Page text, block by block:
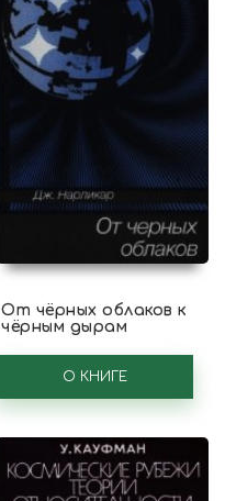
От чёрных облаков к
чёрным дырам
О КНИГЕ